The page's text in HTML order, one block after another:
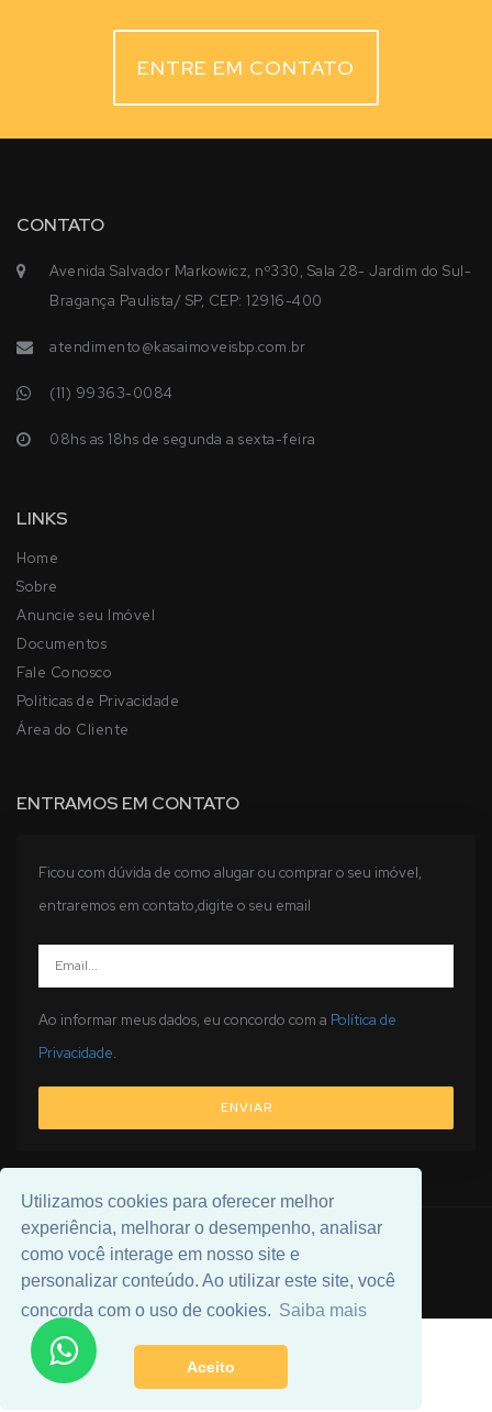
Utilizamos cookies para oferecer melhor
experiência, melhorar o desempenho, analisar
como você interage em nosso site e
personalizar conteúdo. Ao utilizar este site, você
concorda com o uso de cookies. Saiba mais
Aceito
ENTRE EM CONTATO
CONTATO
Avenida Salvador Markowicz, nº330, Sala 28- Jardim do Sul-
Bragança Paulista/ SP, CEP: 12916-400
atendimento@kasaimoveisbp.com.br
(11) 99363-0084
08hs as 18hs de segunda a sexta-feira
LINKS
Home
Sobre
Anuncie seu Imóvel
Documentos
Fale Conosco
Politicas de Privacidade
Área do Cliente
ENTRAMOS EM CONTATO
Ficou com dúvida de como alugar ou comprar o seu imóvel,
entraremos em contato,digite o seu email
Ao informar meus dados, eu concordo com a Política de
Privacidade.
ENVIAR
© 2026 Desenvolvido porUniversal Software